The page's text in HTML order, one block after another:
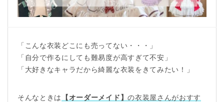
「こんな衣装どこにも売ってない・・・」
「自分で作るにしても難易度が高すぎて不安」
「大好きなキャラだから綺麗な衣装をきてみたい！」
そんなときは 【オーダーメイド】の衣装屋さんがおすす